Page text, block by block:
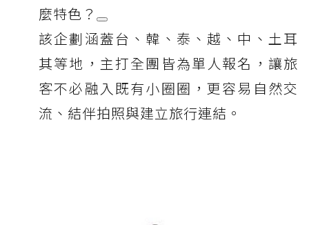
麼特色？
該企劃涵蓋台、韓、泰、越、中、土耳
其等地，主打全團皆為單人報名，讓旅
客不必融入既有小圈圈，更容易自然交
流、結伴拍照與建立旅行連結。